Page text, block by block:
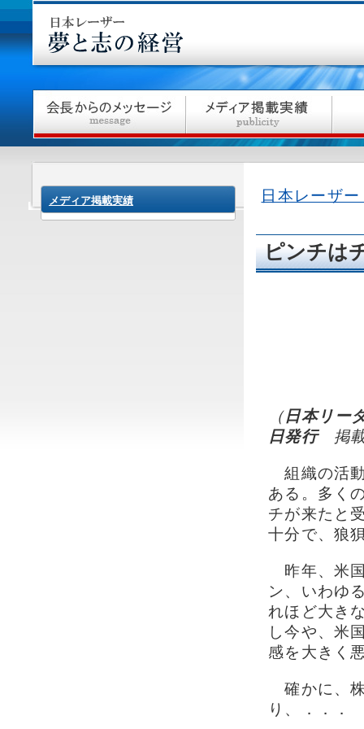
日本レーザ
ピンチは
（日本リー
日発行 掲
組織の活
ある。多く
チが来たと
十分で、狼
昨年、米
ン、いわゆ
れほど大き
し今や、米
感を大きく
確かに、
り、．．．
メディア掲載実績